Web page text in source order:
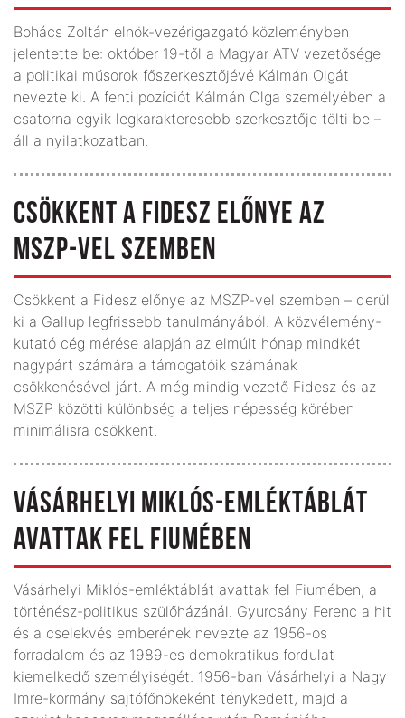
Bohács Zoltán elnök-vezérigazgató közleményben
jelentette be: október 19-től a Magyar ATV vezetősége
a politikai műsorok főszerkesztőjévé Kálmán Olgát
nevezte ki. A fenti pozíciót Kálmán Olga személyében a
csatorna egyik legkarakteresebb szerkesztője tölti be –
áll a nyilatkozatban.
CSÖKKENT A FIDESZ ELŐNYE AZ
MSZP-VEL SZEMBEN
Csökkent a Fidesz előnye az MSZP-vel szemben – derül
ki a Gallup legfrissebb tanulmányából. A közvélemény-
kutató cég mérése alapján az elmúlt hónap mindkét
nagypárt számára a támogatóik számának
csökkenésével járt. A még mindig vezető Fidesz és az
MSZP közötti különbség a teljes népesség körében
minimálisra csökkent.
VÁSÁRHELYI MIKLÓS-EMLÉKTÁBLÁT
AVATTAK FEL FIUMÉBEN
Vásárhelyi Miklós-emléktáblát avattak fel Fiumében, a
történész-politikus szülőházánál. Gyurcsány Ferenc a hit
és a cselekvés emberének nevezte az 1956-os
forradalom és az 1989-es demokratikus fordulat
kiemelkedő személyiségét. 1956-ban Vásárhelyi a Nagy
Imre-kormány sajtófőnökeként ténykedett, majd a